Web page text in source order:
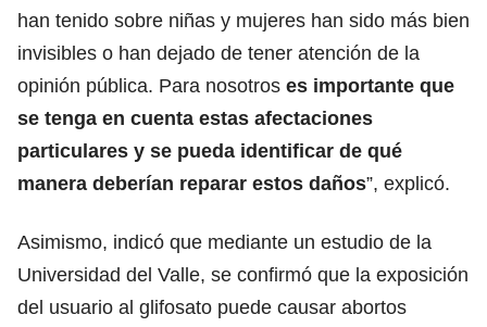
han tenido sobre niñas y mujeres han sido más bien
invisibles o han dejado de tener atención de la
opinión pública. Para nosotros es importante que
se tenga en cuenta estas afectaciones
particulares y se pueda identificar de qué
manera deberían reparar estos daños”, explicó.
Asimismo, indicó que mediante un estudio de la
Universidad del Valle, se confirmó que la exposición
del usuario al glifosato puede causar abortos